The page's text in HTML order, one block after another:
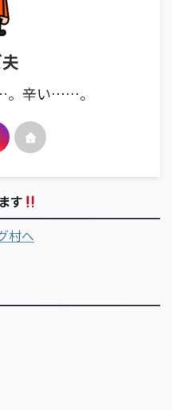
。辛い……。
す